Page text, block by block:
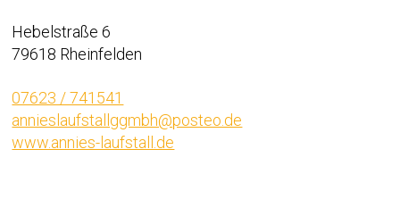
Hebelstraße 6
79618 Rheinfelden
07623 / 741541
annieslaufstallggmbh@posteo.de
www.annies-laufstall.de